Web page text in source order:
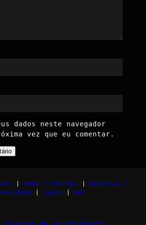
dados neste navegador
vez que eu comentar.
Home | Stories
Galerias |
Login myI